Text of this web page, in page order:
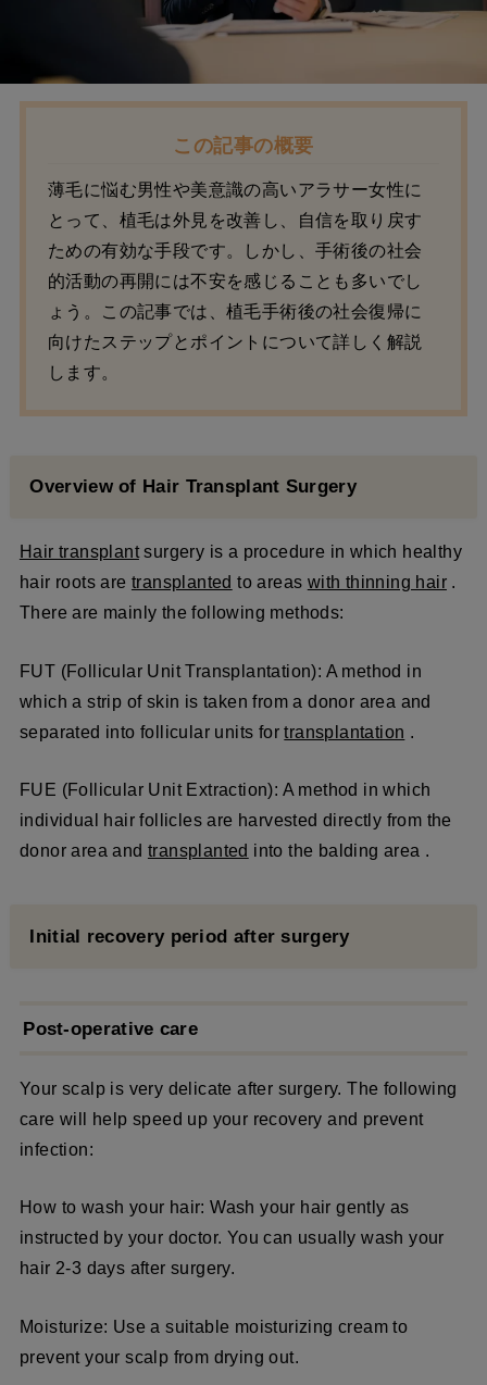
この記事の概要
薄毛に悩む男性や美意識の高いアラサー女性に
とって、植毛は外見を改善し、自信を取り戻す
ための有効な手段です。しかし、手術後の社会
的活動の再開には不安を感じることも多いでし
ょう。この記事では、植毛手術後の社会復帰に
向けたステップとポイントについて詳しく解説
します。
Overview of Hair Transplant Surgery
Hair transplantsurgery is a procedure in which healthy
hair roots are transplanted to areas with thinning hair.
There are mainly the following methods:
FUT (Follicular Unit Transplantation): A method in
which a strip of skin is taken from a donor area and
separated into follicular units fortransplantation .
FUE (Follicular Unit Extraction): A method in which
individual hair follicles are harvested directly from the
donor area and transplanted into the balding area .
Initial recovery period after surgery
Post-operative care
Your scalp is very delicate after surgery. The following
care will help speed up your recovery and prevent
infection:
How to wash your hair: Wash your hair gently as
instructed by your doctor. You can usually wash your
hair 2-3 days after surgery.
Moisturize: Use a suitable moisturizing cream to
prevent your scalp from drying out.